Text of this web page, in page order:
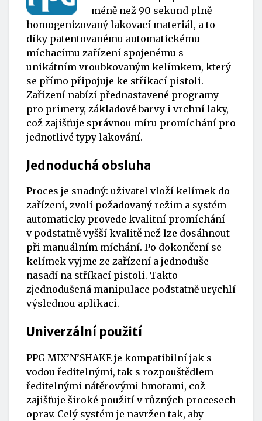
méně než 90 sekund plně
homogenizovaný lakovací materiál, a to
díky patentovanému automatickému
míchacímu zařízení spojenému s
unikátním vroubkovaným kelímkem, který
se přímo připojuje ke stříkací pistoli.
Zařízení nabízí přednastavené programy
pro primery, základové barvy i vrchní laky,
což zajišťuje správnou míru promíchání pro
jednotlivé typy lakování.
Jednoduchá obsluha
Proces je snadný: uživatel vloží kelímek do
zařízení, zvolí požadovaný režim a systém
automaticky provede kvalitní promíchání
v podstatně vyšší kvalitě než lze dosáhnout
při manuálním míchání. Po dokončení se
kelímek vyjme ze zařízení a jednoduše
nasadí na stříkací pistoli. Takto
zjednodušená manipulace podstatně urychlí
výslednou aplikaci.
Univerzální použití
PPG MIX’N’SHAKE je kompatibilní jak s
vodou ředitelnými, tak s rozpouštědlem
ředitelnými nátěrovými hmotami, což
zajišťuje široké použití v různých procesech
oprav. Celý systém je navržen tak, aby